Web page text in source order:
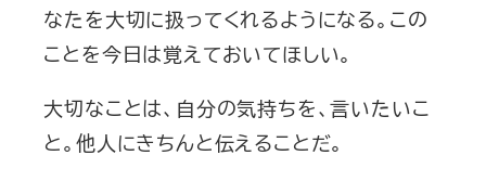
なたを大切に扱ってくれるようになる。この
ことを今日は覚えておいてほしい。
大切なことは、自分の気持ちを、言いたいこ
と。他人にきちんと伝えることだ。